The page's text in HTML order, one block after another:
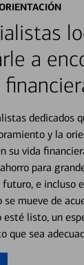
a
dedicados
y la
su vida
para
e incluso
mueve de
esté listo, un
que sea